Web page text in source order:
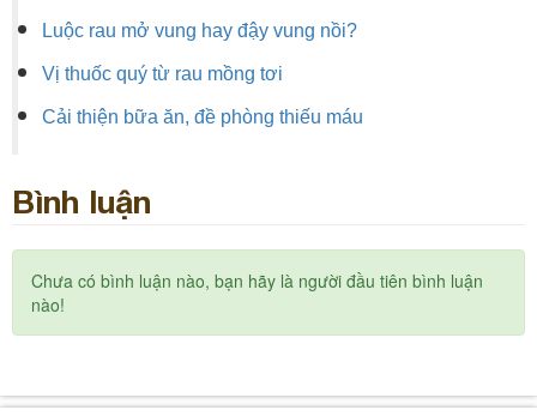
Luộc rau mở vung hay đậy vung nồi?
Vị thuốc quý từ rau mồng tơi
Cải thiện bữa ăn, đề phòng thiếu máu
Bình luận
Chưa có bình luận nào, bạn hãy là người đầu tiên bình luận
nào!